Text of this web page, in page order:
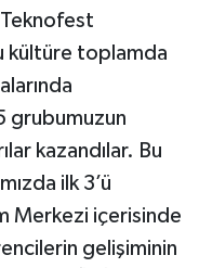
Teknofest
kültüre toplamda
grubumuzun
kazandılar. Bu
ilk 3’ü
Merkezi içerisinde
gelişiminin